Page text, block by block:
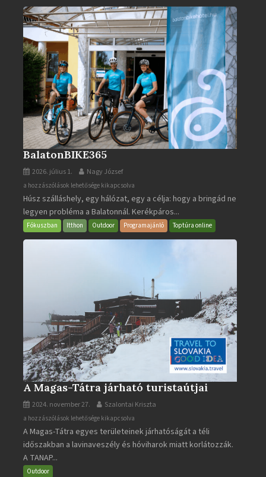
BalatonBIKE365
2026. július 1. Nagy József
BalatonBIKE365
bejegyzéshez
a hozzászólások lehetősége kikapcsolva
Húsz szálláshely, egy hálózat, egy a célja: hogy a bringád ne
legyen probléma a Balatonnál. Kerékpáros...
Fókuszban Itthon Outdoor Programajánló Toptúra online
A Magas-Tátra járható turistaútjai
2024. november 27. Szalontai Kriszta
A
Magas-
Tátra
járható
turistaútjai
a hozzászólások lehetősége kikapcsolva
A Magas-Tátra egyes területeinek járhatóságát a téli
időszakban a lavinaveszély és hóviharok miatt korlátozzák.
A TANAP...
Outdoor